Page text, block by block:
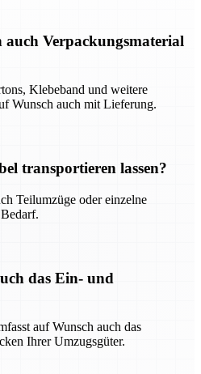
Verpackungsmaterial
Klebeband und weitere
Wunsch auch mit Lieferung.
transportieren lassen?
Teilumzüge oder einzelne
das Ein- und
auf Wunsch auch das
Ihrer Umzugsgüter.